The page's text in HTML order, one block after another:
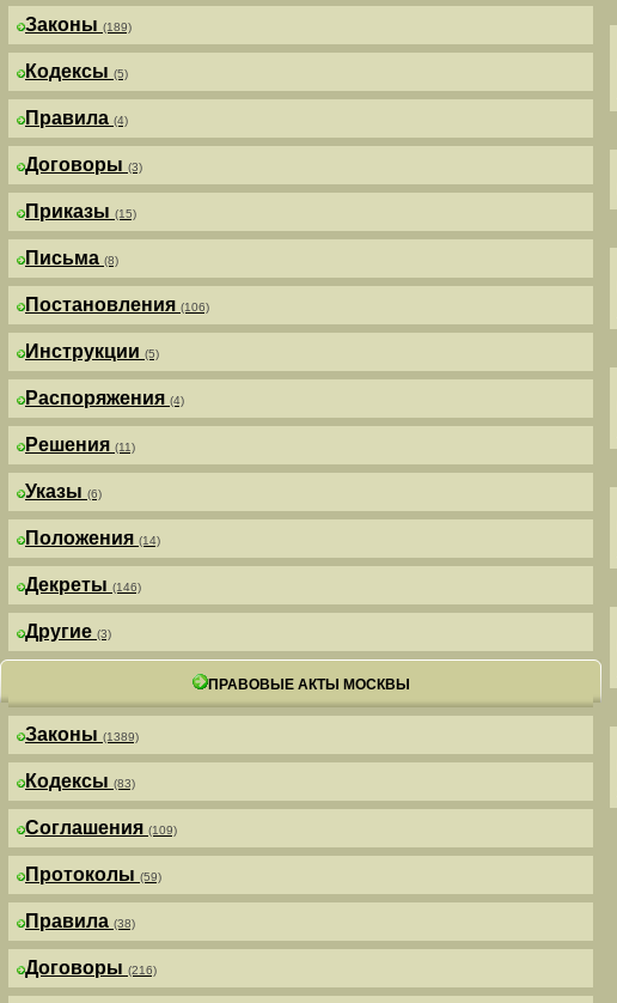
Законы (189)
Кодексы (5)
Правила (4)
Договоры (3)
Приказы (15)
Письма (8)
Постановления (106)
Инструкции (5)
Распоряжения (4)
Решения (11)
Указы (6)
Положения (14)
Декреты (146)
Другие (3)
ПРАВОВЫЕ АКТЫ МОСКВЫ
Законы (1389)
Кодексы (83)
Соглашения (109)
Протоколы (59)
Правила (38)
Договоры (216)